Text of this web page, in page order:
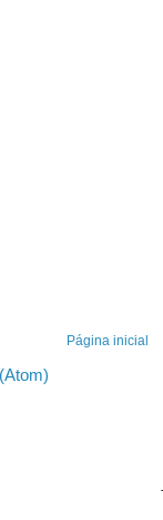
Página inicial